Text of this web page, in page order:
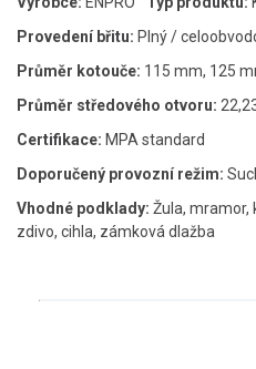
Provedení břitu: Plný /
Průměr kotouče: 115 mm, 125
Průměr středového otvoru:
Certifikace: MPA standard
Doporučený provozní režim:
Vhodné podklady: Žula, mramor,
zdivo, cihla, zámková dlažba